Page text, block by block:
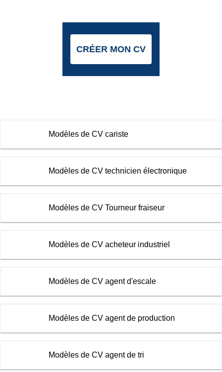
CRÉER MON CV
Modèles de CV cariste
Modèles de CV technicien électronique
Modèles de CV Tourneur fraiseur
Modèles de CV acheteur industriel
Modèles de CV agent d'escale
Modèles de CV agent de production
Modèles de CV agent de tri